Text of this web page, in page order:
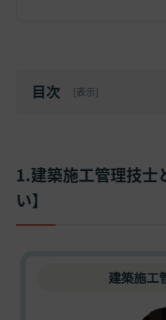
目次 [表示]
1.建築施工管理技士
い】